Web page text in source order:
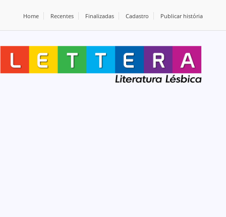
Home Recentes Finalizadas Cadastro Publicar história